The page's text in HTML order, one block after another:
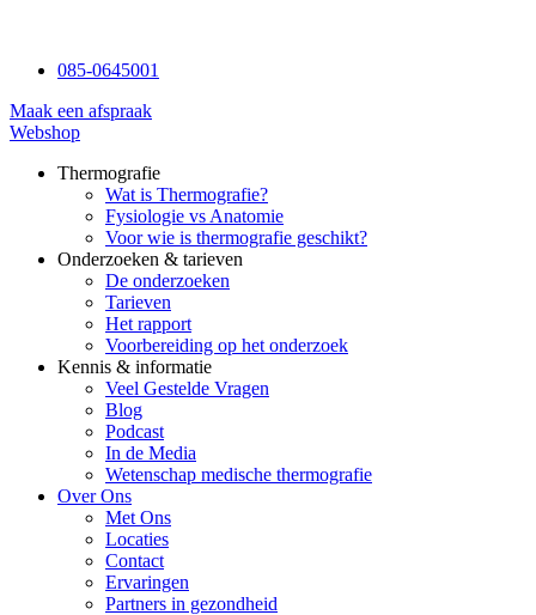
085-0645001
Maak een afspraak
Webshop
Thermografie
Wat is Thermografie?
Fysiologie vs Anatomie
Voor wie is thermografie geschikt?
Onderzoeken & tarieven
De onderzoeken
Tarieven
Het rapport
Voorbereiding op het onderzoek
Kennis & informatie
Veel Gestelde Vragen
Blog
Podcast
In de Media
Wetenschap medische thermografie
Over Ons
Met Ons
Locaties
Contact
Ervaringen
Partners in gezondheid